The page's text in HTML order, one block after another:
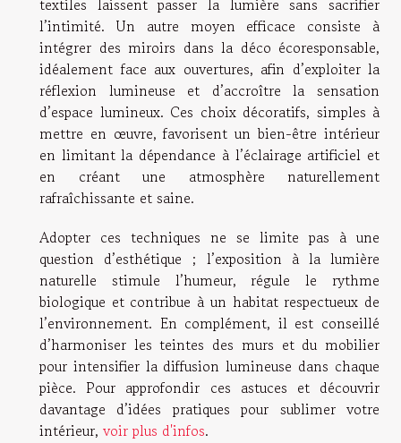
textiles laissent passer la lumière sans sacrifier
l’intimité. Un autre moyen efficace consiste à
intégrer des miroirs dans la déco écoresponsable,
idéalement face aux ouvertures, afin d’exploiter la
réflexion lumineuse et d’accroître la sensation
d’espace lumineux. Ces choix décoratifs, simples à
mettre en œuvre, favorisent un bien-être intérieur
en limitant la dépendance à l’éclairage artificiel et
en créant une atmosphère naturellement
rafraîchissante et saine.
Adopter ces techniques ne se limite pas à une
question d’esthétique ; l’exposition à la lumière
naturelle stimule l’humeur, régule le rythme
biologique et contribue à un habitat respectueux de
l’environnement. En complément, il est conseillé
d’harmoniser les teintes des murs et du mobilier
pour intensifier la diffusion lumineuse dans chaque
pièce. Pour approfondir ces astuces et découvrir
davantage d’idées pratiques pour sublimer votre
intérieur, voir plus d'infos.